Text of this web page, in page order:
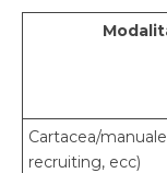
Cartacea/
recruiting, ecc)